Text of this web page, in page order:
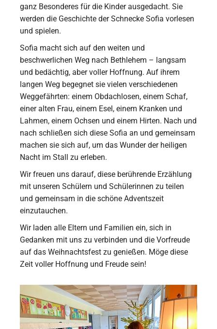
ganz Besonderes für die Kinder ausgedacht. Sie
werden die Geschichte der Schnecke Sofia vorlesen
und spielen.
Sofia macht sich auf den weiten und
beschwerlichen Weg nach Bethlehem – langsam
und bedächtig, aber voller Hoffnung. Auf ihrem
langen Weg begegnet sie vielen verschiedenen
Weggefährten: einem Obdachlosen, einem Schaf,
einer alten Frau, einem Esel, einem Kranken und
Lahmen, einem Ochsen und einem Hirten. Nach und
nach schließen sich diese Sofia an und gemeinsam
machen sie sich auf, um das Wunder der heiligen
Nacht im Stall zu erleben.
Wir freuen uns darauf, diese berührende Erzählung
mit unseren Schülern und Schülerinnen zu teilen
und gemeinsam in die schöne Adventszeit
einzutauchen.
Wir laden alle Eltern und Familien ein, sich in
Gedanken mit uns zu verbinden und die Vorfreude
auf das Weihnachtsfest zu genießen. Möge diese
Zeit voller Hoffnung und Freude sein!